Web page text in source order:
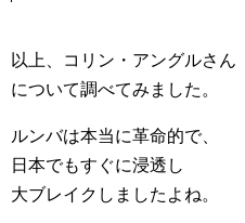
以上、コリン・アングルさん
について調べてみました。
ルンバは本当に革命的で、
日本でもすぐに浸透し
大ブレイクしましたよね。